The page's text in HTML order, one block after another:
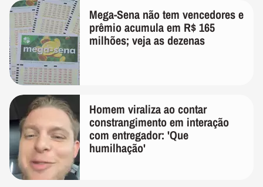
Mega-Sena não tem vencedores e
prêmio acumula em R$ 165
milhões; veja as dezenas
Homem viraliza ao contar
constrangimento em interação
com entregador: 'Que
humilhação'